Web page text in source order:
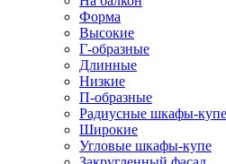
Форма
Высокие
Г-образные
Длинные
Низкие
П-образные
Радиусные шкафы-купе
Широкие
Угловые шкафы-купе